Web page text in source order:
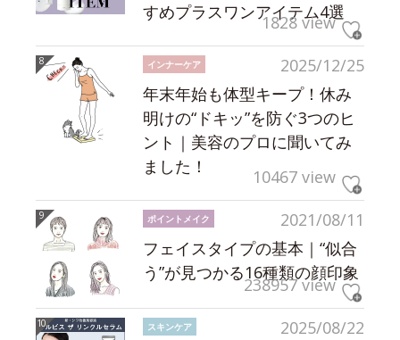
すめプラスワンアイテム4選
1828 view
2025/12/25
インナーケア
年末年始も体型キープ！休み
明けの“ドキッ”を防ぐ3つのヒ
ント｜美容のプロに聞いてみ
ました！
10467 view
2021/08/11
ポイントメイク
フェイスタイプの基本｜“似合
う”が見つかる16種類の顔印象
238957 view
2025/08/22
スキンケア